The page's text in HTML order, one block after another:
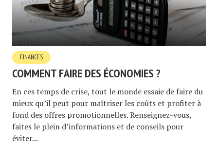
FINANCES
COMMENT FAIRE DES ÉCONOMIES ?
En ces temps de crise, tout le monde essaie de faire du
mieux qu’il peut pour maîtriser les coûts et profiter à
fond des offres promotionnelles. Renseignez-vous,
faites le plein d’informations et de conseils pour
éviter...